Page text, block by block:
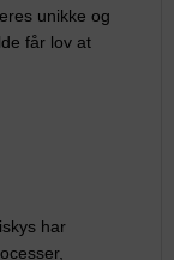
unikke og
får lov at
har